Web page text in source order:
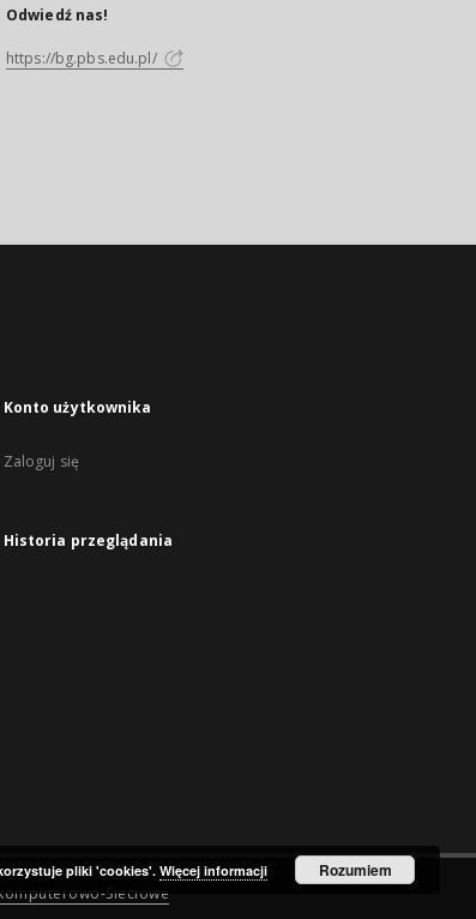
Odwiedź nas!
https://bg.pbs.edu.pl/
Konto użytkownika
Zaloguj się
Historia przeglądania
Sieciowe
pliki 'cookies'. Więcej informacji Rozumiem